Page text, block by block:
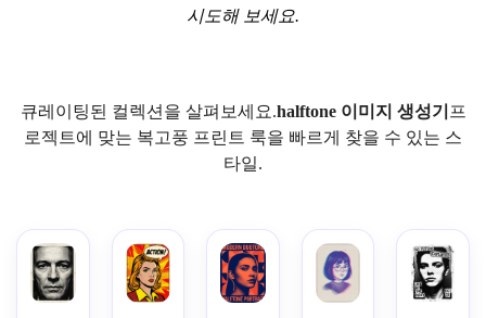
시도해 보세요.
큐레이팅된 컬렉션을 살펴보세요.halftone 이미지 생성기 프
로젝트에 맞는 복고풍 프린트 룩을 빠르게 찾을 수 있는 스
타일.